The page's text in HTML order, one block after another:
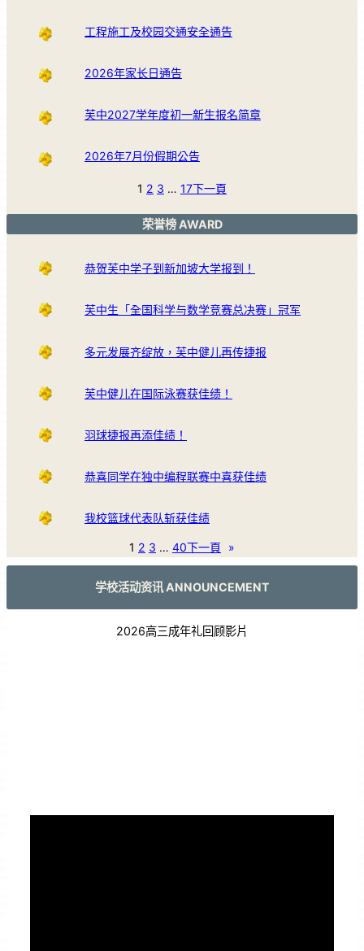
工程施工及校园交通安全通告
2026年家长日通告
芙中2027学年度初一新生报名简章
2026年7月份假期公告
1 2 3 … 17下一頁
荣誉榜 AWARD
恭贺芙中学子到新加坡大学报到！
芙中生「全国科学与数学竞赛总决赛」冠军
多元发展齐绽放，芙中健儿再传捷报
芙中健儿在国际泳赛获佳绩！
羽球捷报再添佳绩！
恭喜同学在独中编程联赛中喜获佳绩
我校篮球代表队斩获佳绩
1 2 3 … 40下一頁 »
学校活动资讯 ANNOUNCEMENT
2026高三成年礼回顾影片